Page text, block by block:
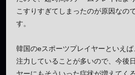
こすりすぎてしまったのが原因なの
す。
韓国のeスポーツプレイヤーといえ
注力していることが多いので、今後